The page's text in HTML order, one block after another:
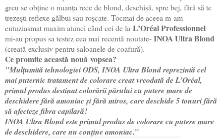
greu se obține o nuanța rece de blond, deschisă, spre bej, fără să te
trezești reflexe gălbui sau roșcate. Tocmai de aceea m-am
entuziasmat maxim atunci când cei de la L’Oréal Professionnel
mi-au propus sa testez cea mai recentă noutate-INOA Ultra Blond
(creată exclusiv pentru saloanele de coafură).
Ce promite această nouă vopsea?
"Mulțumită tehnologiei ODS, INOA Ultra Blond reprezintă cel
mai puternic tratament de colorare creat vreodată de L’Oréal,
primul produs destinat colorării părului cu putere mare de
deschidere fără amoniac și fără miros, care deschide 5 tonuri fără
să afecteze fibra capilară!
INOA Ultra Blond este primul produs de colorare cu putere mare
de deschidere, care nu conține amoniac."